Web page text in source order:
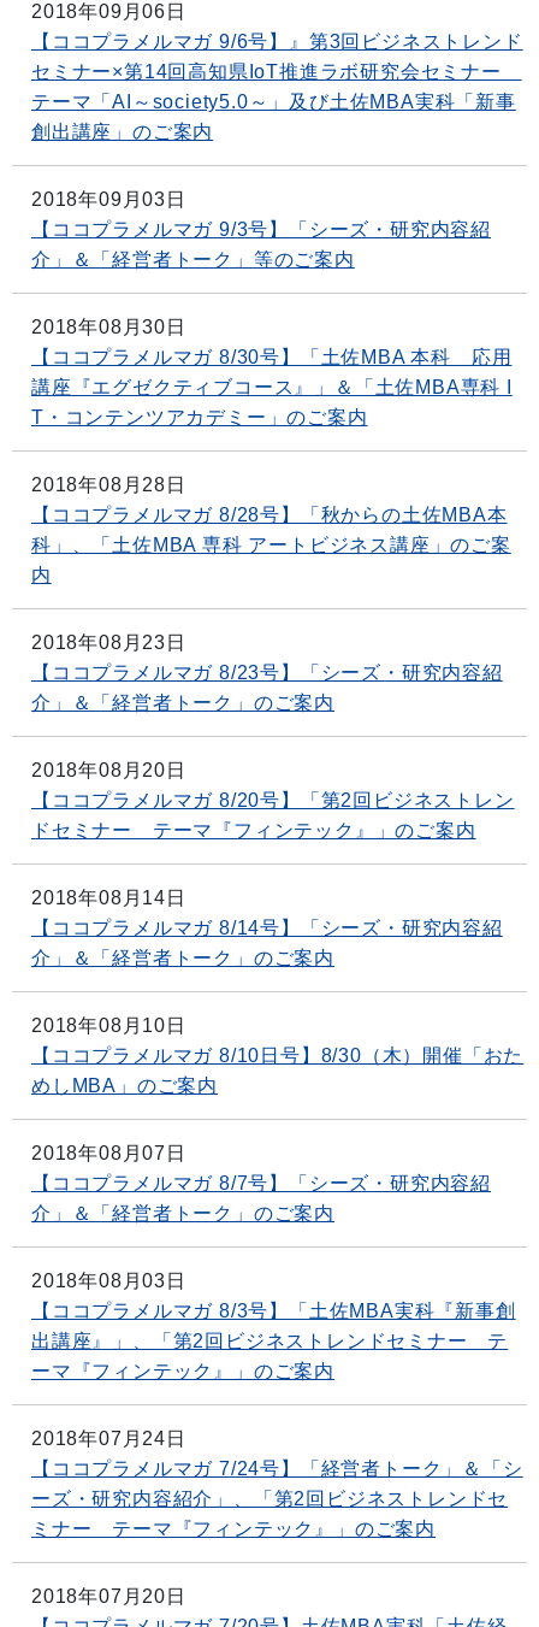
2018年09月06日
【ココプラメルマガ 9/6号】』第3回ビジネストレンド
セミナー×第14回高知県IoT推進ラボ研究会セミナー
テーマ「AI～society5.0～」及び土佐MBA実科「新事
創出講座」のご案内
2018年09月03日
【ココプラメルマガ 9/3号】「シーズ・研究内容紹
介」＆「経営者トーク」等のご案内
2018年08月30日
【ココプラメルマガ 8/30号】「土佐MBA 本科 応用
講座『エグゼクティブコース』」＆「土佐MBA専科 I
T・コンテンツアカデミー」のご案内
2018年08月28日
【ココプラメルマガ 8/28号】「秋からの土佐MBA本
科」、「土佐MBA 専科 アートビジネス講座」のご案
内
2018年08月23日
【ココプラメルマガ 8/23号】「シーズ・研究内容紹
介」＆「経営者トーク」のご案内
2018年08月20日
【ココプラメルマガ 8/20号】「第2回ビジネストレン
ドセミナー テーマ『フィンテック』」のご案内
2018年08月14日
【ココプラメルマガ 8/14号】「シーズ・研究内容紹
介」＆「経営者トーク」のご案内
2018年08月10日
【ココプラメルマガ 8/10日号】8/30（木）開催「おた
めしMBA」のご案内
2018年08月07日
【ココプラメルマガ 8/7号】「シーズ・研究内容紹
介」＆「経営者トーク」のご案内
2018年08月03日
【ココプラメルマガ 8/3号】「土佐MBA実科『新事創
出講座』」、「第2回ビジネストレンドセミナー テ
ーマ『フィンテック』」のご案内
2018年07月24日
【ココプラメルマガ 7/24号】「経営者トーク」＆「シ
ーズ・研究内容紹介」、「第2回ビジネストレンドセ
ミナー テーマ『フィンテック』」のご案内
2018年07月20日